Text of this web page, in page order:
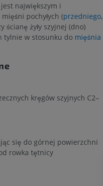
jest największym i
pochyłych (przedniego,
ścianę żyły szyjnej (dno)
tylnie w stosunku do mięśnia
kręgów szyjnych C2–
się do górnej powierzchni
rowka tętnicy